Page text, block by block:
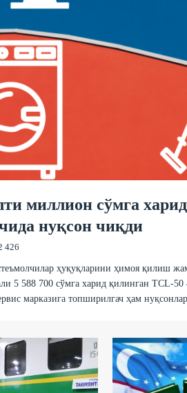
миллион сўмга
нуқсон чиқди
426
ҳуқуқларини ҳимоя қилиш
5 588 700 сўмга харид қилинган TCL-
марказига топширилгач ҳам